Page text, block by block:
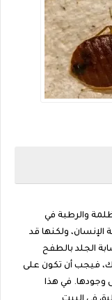
والرطبة في
ولكنها قد
الجلد بالطفح
فيجب أن تكون على
وجودها. في هذا